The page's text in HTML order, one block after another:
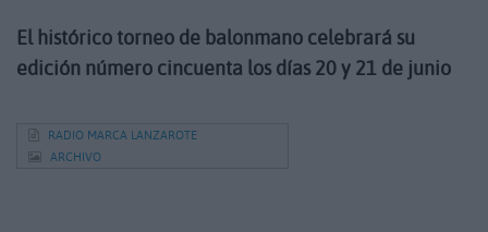
El histórico torneo de balonmano celebrará su
edición número cincuenta los días 20 y 21 de junio
RADIO MARCA LANZAROTE
ARCHIVO